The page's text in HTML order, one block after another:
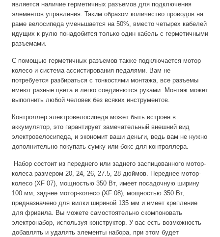
является наличие герметичных разъемов для подключения
элементов управления. Таким образом количество проводов на
раме велосипеда уменьшается на 50%, вместо четырех кабелей
идущих к рулю понадобится только один кабель с герметичными
разъемами.
С помощью герметичных разъемов также подключается мотор
колесо и система ассистирования педалями. Вам не
потребуется разбираться с тонкостями монтажа, все разъемы
имеют разные цвета и легко соединяются руками. Монтаж может
выполнить любой человек без всяких инструментов.
Контроллер электровелосипеда может быть встроен в
аккумулятор, это гарантирует замечательный внешний вид
электровелосипеда, и экономит ваши деньги, ведь вам не нужно
дополнительно покупать сумку или бокс для контроллера.
Набор состоит из переднего или заднего заспицованного мотор-
колеса размером 20, 24, 26, 27.5, 28 дюймов. Переднее мотор-
колесо (XF 07), мощностью 350 Вт, имеет посадочную ширину
100 мм, заднее мотор-колесо (XF 08), мощностью 350 Вт,
предназначено для вилки шириной 135 мм и имеет крепление
для фривила. Вы можете самостоятельно скомпоновать
электронабор, используя конструктор. У вас есть возможность
добавлять и удалять элементы набора, при этом будет